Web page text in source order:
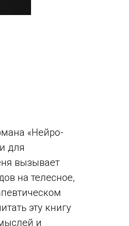
«Нейро-
для
вызывает
на телесное,
эту книгу
и